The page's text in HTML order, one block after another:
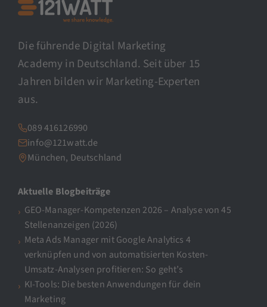
Die führende Digital Marketing
Academy in Deutschland. Seit über 15
Jahren bilden wir Marketing-Experten
aus.
089 416126990
info@121watt.de
München, Deutschland
Aktuelle Blogbeiträge
GEO-Manager-Kompetenzen 2026 – Analyse von 45
Stellenanzeigen (2026)
Meta Ads Manager mit Google Analytics 4
verknüpfen und von automatisierten Kosten-
Umsatz-Analysen profitieren: So geht’s
KI-Tools: Die besten Anwendungen für dein
Marketing